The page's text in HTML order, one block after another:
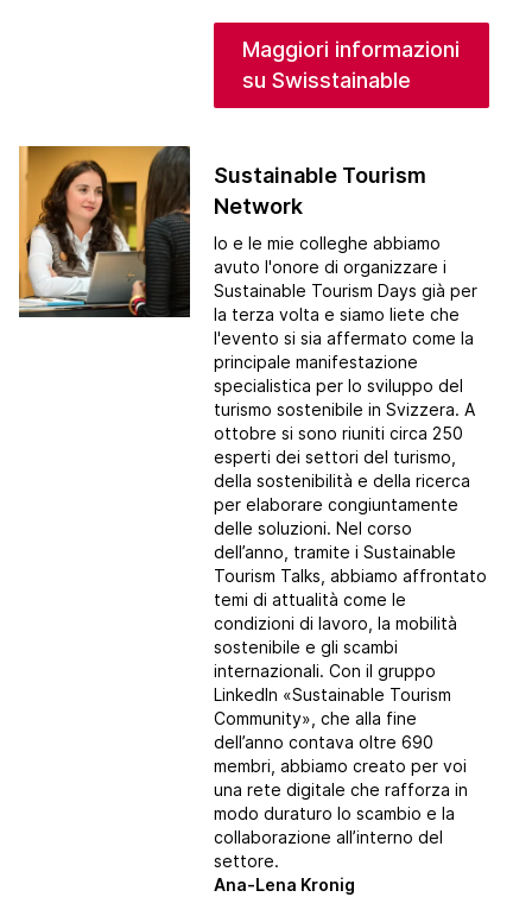
Maggiori informazioni
su Swisstainable
Sustainable Tourism
Network
Io e le mie colleghe abbiamo
avuto l'onore di organizzare i
Sustainable Tourism Days già per
la terza volta e siamo liete che
l'evento si sia affermato come la
principale manifestazione
specialistica per lo sviluppo del
turismo sostenibile in Svizzera. A
ottobre si sono riuniti circa 250
esperti dei settori del turismo,
della sostenibilità e della ricerca
per elaborare congiuntamente
delle soluzioni. Nel corso
dell’anno, tramite i Sustainable
Tourism Talks , abbiamo affrontato
temi di attualità come le
condizioni di lavoro, la mobilità
sostenibile e gli scambi
internazionali. Con il gruppo
LinkedIn «Sustainable Tourism
Community», che alla fine
dell’anno contava oltre 690
membri, abbiamo creato per voi
una rete digitale che rafforza in
modo duraturo lo scambio e la
collaborazione all’interno del
settore.
Ana-Lena Kronig